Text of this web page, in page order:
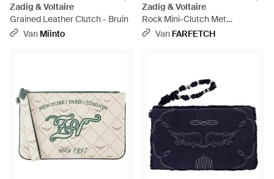
Zadig & Voltaire
Grained Leather Clutch - Bruin
Van Miinto
Zadig & Voltaire
Rock Mini-Clutch Met
Tatoeage - Wit
Van FARFETCH